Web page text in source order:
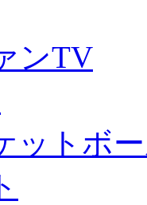
ンTV
ットボ